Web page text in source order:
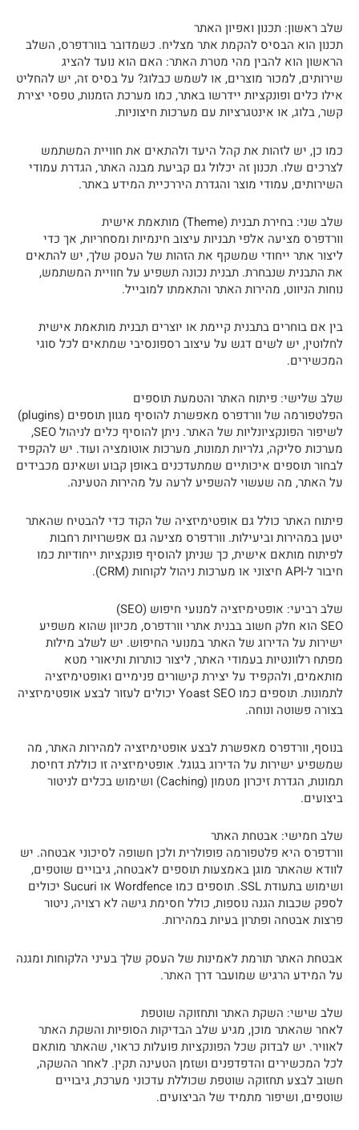
שלב ראשון: תכנון ואפיון האתר
תכנון הוא הבסיס להקמת אתר מצליח. כשמדובר בוורדפרס, השלב
הראשון הוא להבין מהי מטרת האתר: האם הוא נועד להציג
שירותים, למכור מוצרים, או לשמש כבלוג? על בסיס זה, יש להחליט
אילו כלים ופונקציות יידרשו באתר, כמו מערכת הזמנות, טפסי יצירת
קשר, בלוג, או אינטגרציות עם מערכות חיצוניות.
כמו כן, יש לזהות את קהל היעד ולהתאים את חוויית המשתמש
לצרכים שלו. תכנון זה יכלול גם קביעת מבנה האתר, הגדרת עמודי
השירותים, עמודי מוצר והגדרת היררכיית המידע באתר.
שלב שני: בחירת תבנית (Theme) מותאמת אישית
וורדפרס מציעה אלפי תבניות עיצוב חינמיות ומסחריות, אך כדי
ליצור אתר ייחודי שמשקף את הזהות של העסק שלך, יש להתאים
את התבנית שנבחרת. תבנית נכונה תשפיע על חוויית המשתמש,
נוחות הניווט, מהירות האתר והתאמתו למובייל.
בין אם בוחרים בתבנית קיימת או יוצרים תבנית מותאמת אישית
לחלוטין, יש לשים דגש על עיצוב רספונסיבי שמתאים לכל סוגי
המכשירים.
שלב שלישי: פיתוח האתר והטמעת תוספים
הפלטפורמה של וורדפרס מאפשרת להוסיף מגוון תוספים (plugins)
לשיפור הפונקציונליות של האתר. ניתן להוסיף כלים לניהול SEO,
מערכות סליקה, גלריות תמונות, מערכות אוטומציה ועוד. יש להקפיד
לבחור תוספים איכותיים שמתעדכנים באופן קבוע ושאינם מכבידים
על האתר, מה שעשוי להשפיע לרעה על מהירות הטעינה.
פיתוח האתר כולל גם אופטימיזציה של הקוד כדי להבטיח שהאתר
יטען במהירות וביעילות. וורדפרס מציעה גם אפשרויות רחבות
לפיתוח מותאם אישית, כך שניתן להוסיף פונקציות ייחודיות כמו
חיבור ל-API חיצוני או מערכות ניהול לקוחות (CRM).
שלב רביעי: אופטימיזציה למנועי חיפוש (SEO)
SEO הוא חלק חשוב בבנית אתרי וורדפרס, מכיוון שהוא משפיע
ישירות על הדירוג של האתר במנועי החיפוש. יש לשלב מילות
מפתח רלוונטיות בעמודי האתר, ליצור כותרות ותיאורי מטא
מותאמים, ולהקפיד על יצירת קישורים פנימיים ואופטימיזציה
לתמונות. תוספים כמו Yoast SEO יכולים לעזור לבצע אופטימיזציה
בצורה פשוטה ונוחה.
בנוסף, וורדפרס מאפשרת לבצע אופטימיזציה למהירות האתר, מה
שמשפיע ישירות על הדירוג בגוגל. אופטימיזציה זו כוללת דחיסת
תמונות, הגדרת זיכרון מטמון (Caching) ושימוש בכלים לניטור
ביצועים.
שלב חמישי: אבטחת האתר
וורדפרס היא פלטפורמה פופולרית ולכן חשופה לסיכוני אבטחה. יש
לוודא שהאתר מוגן באמצעות תוספים לאבטחה, גיבויים שוטפים,
ושימוש בתעודת SSL. תוספים כמו Wordfence או Sucuri יכולים
לספק שכבות הגנה נוספות, כולל חסימת גישה לא רצויה, ניטור
פרצות אבטחה ופתרון בעיות במהירות.
אבטחת האתר תורמת לאמינות של העסק שלך בעיני הלקוחות ומגנה
על המידע הרגיש שמועבר דרך האתר.
שלב שישי: השקת האתר ותחזוקה שוטפת
לאחר שהאתר מוכן, מגיע שלב הבדיקות הסופיות והשקת האתר
לאוויר. יש לבדוק שכל הפונקציות פועלות כראוי, שהאתר מותאם
לכל המכשירים והדפדפנים ושזמן הטעינה תקין. לאחר ההשקה,
חשוב לבצע תחזוקה שוטפת שכוללת עדכוני מערכת, גיבויים
שוטפים, ושיפור מתמיד של הביצועים.